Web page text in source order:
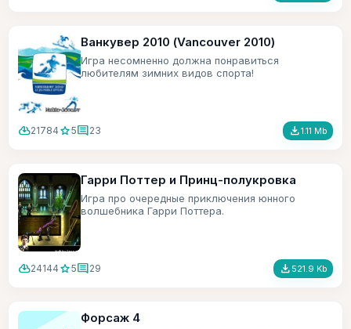
Ванкувер 2010 (Vancouver 2010)
Игра несомненно должна понравиться
любителям зимних видов спорта!
cloud_download21784 star5comment23 file_download1.11 Mb
Гарри Поттер и Принц-полукровка
Игра про очередные приключения юнного
волшебника Гарри Поттера.
cloud_download24144 star5comment29 file_download 521.9 Kb
Форсаж 4